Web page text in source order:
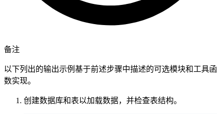
备注
以下列出的输出示例基于前述步骤中描述的可选模块和工具函
数实现。
创建数据库和表以加载数据，并检查表结构。